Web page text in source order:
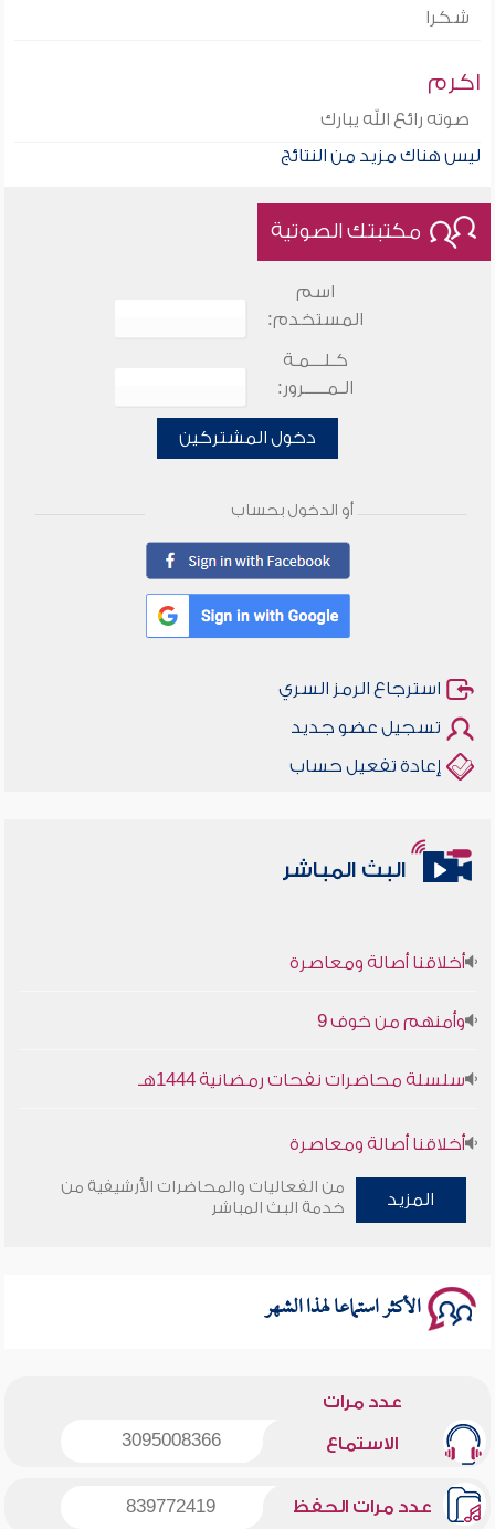
شكرا
اكرم
صوته رائع الله يبارك
ليس هناك مزيد من النتائج
مكتبتك الصوتية
اسم
المستخدم:
كـلـــمـة
الـمـــــرور:
دخول المشتركين
أو الدخول بحساب
استرجاع الرمز السري
تسجيل عضو جديد
إعادة تفعيل حساب
البث المباشر
أخلاقنا أصالة ومعاصرة
وأمنهم من خوف 9
سلسلة محاضرات نفحات رمضانية 1444هـ
أخلاقنا أصالة ومعاصرة
وأمنهم من خوف 9
المزيد
من الفعاليات والمحاضرات الأرشيفية من
خدمة البث المباشر
الأكثر استماعا لهذا الشهر
عدد مرات
الاستماع 3095008366
عدد مرات الحفظ 839772419